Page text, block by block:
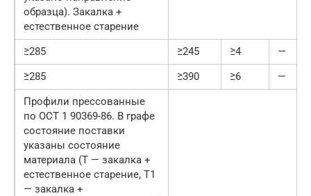
образца). Закалка +
естественное старение
≥285
≥245 ≥4
—
≥285
≥390 ≥6
—
Профили прессованные
по ОСТ 1 90369-86. В графе
состояние поставки
указаны состояние
материала (Т — закалка +
естественное старение, Т1
— закалка +